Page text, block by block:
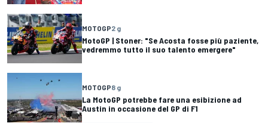
MOTOGP2 g
MotoGP | Stoner: "Se Acosta fosse più paziente,
vedremmo tutto il suo talento emergere"
MOTOGP8 g
La MotoGP potrebbe fare una esibizione ad
Austin in occasione del GP di F1